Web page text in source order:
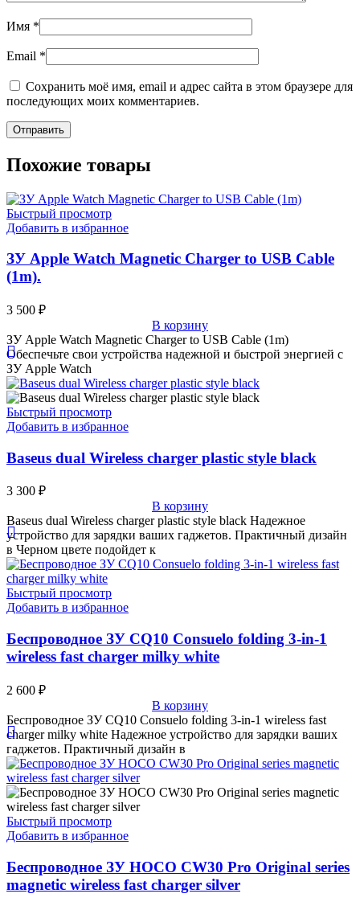
Имя *
Email *
Сохранить моё имя, email и адрес сайта в этом браузере для
последующих моих комментариев.
Похожие товары
Быстрый просмотр
Добавить в избранное
ЗУ Apple Watch Magnetic Charger to USB Cable
(1m).
3 500 ₽
В корзину
ЗУ Apple Watch Magnetic Charger to USB Cable (1m)
Обеспечьте свои устройства надежной и быстрой энергией с
ЗУ Apple Watch
Быстрый просмотр
Добавить в избранное
Baseus dual Wireless charger plastic style black
3 300 ₽
В корзину
Baseus dual Wireless charger plastic style black Надежное
устройство для зарядки ваших гаджетов. Практичный дизайн
в Черном цвете подойдет к
Быстрый просмотр
Добавить в избранное
Беспроводное ЗУ CQ10 Consuelo folding 3-in-1
wireless fast charger milky white
2 600 ₽
В корзину
Беспроводное ЗУ CQ10 Consuelo folding 3-in-1 wireless fast
charger milky white Надежное устройство для зарядки ваших
гаджетов. Практичный дизайн в
Быстрый просмотр
Добавить в избранное
Беспроводное ЗУ HOCO CW30 Pro Original series
magnetic wireless fast charger silver